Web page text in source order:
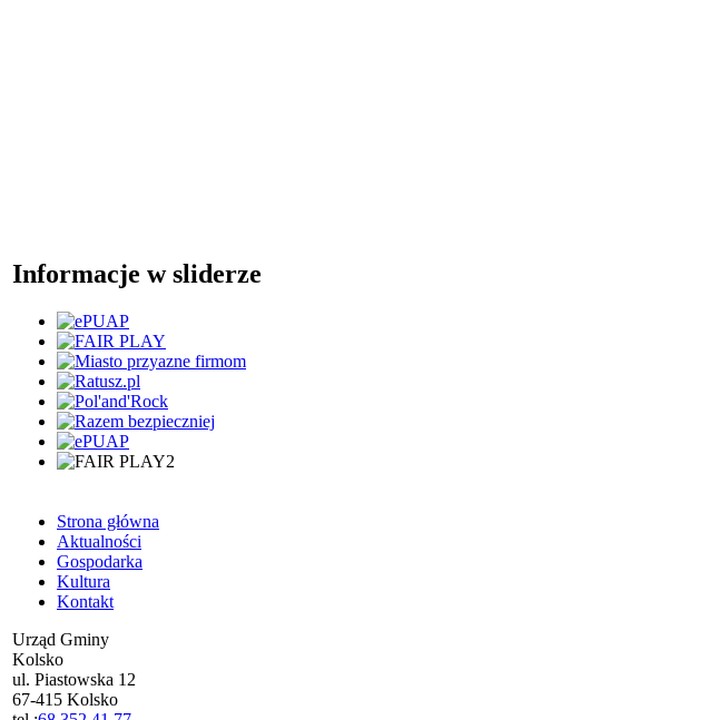
Informacje w sliderze
Strona główna
Aktualności
Gospodarka
Kultura
Kontakt
Urząd Gminy
Kolsko
ul. Piastowska 12
67-415 Kolsko